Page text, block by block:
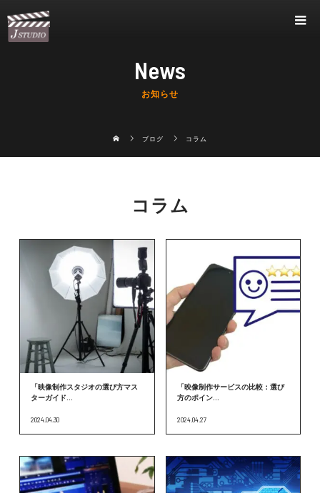
News
お知らせ
ブログ コラム
コラム
「映像制作スタジオの選び方マス
ターガイド...
2024.04.30
「映像制作サービスの比較：選び
方のポイン...
2024.04.27